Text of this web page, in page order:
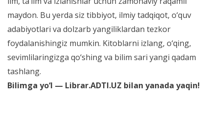
maydon. Bu yerda siz tibbiyot, ilmiy tadqiqot, o‘quv
adabiyotlari va dolzarb yangiliklardan tezkor
foydalanishingiz mumkin. Kitoblarni izlang, o‘qing,
sevimlilaringizga qo‘shing va bilim sari yangi qadam
tashlang.
Bilimga yo‘l — Librar.ADTI.UZ bilan yanada yaqin!